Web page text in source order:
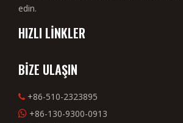
edin.
HIZLI LİNKLER
BİZE ULAŞIN
 +86-510-2323895
 +86-130-9300-0913